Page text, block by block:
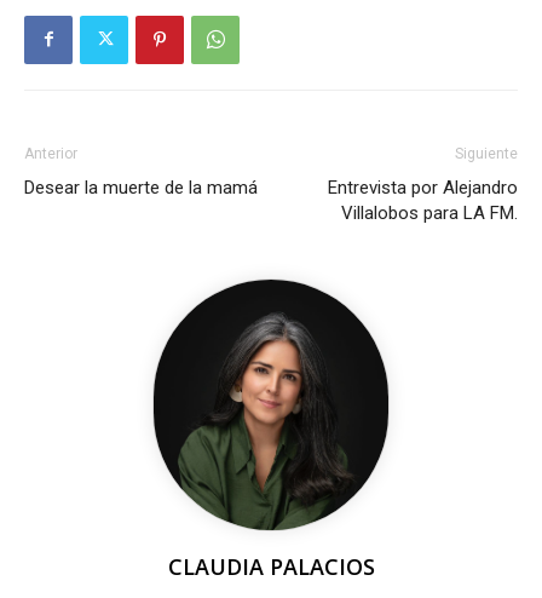
Anterior
Desear la muerte de la mamá
Siguiente
Entrevista por Alejandro
Villalobos para LA FM.
CLAUDIA PALACIOS